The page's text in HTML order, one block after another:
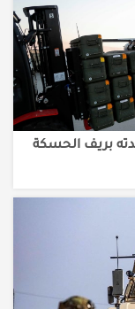
بريف الحسكة